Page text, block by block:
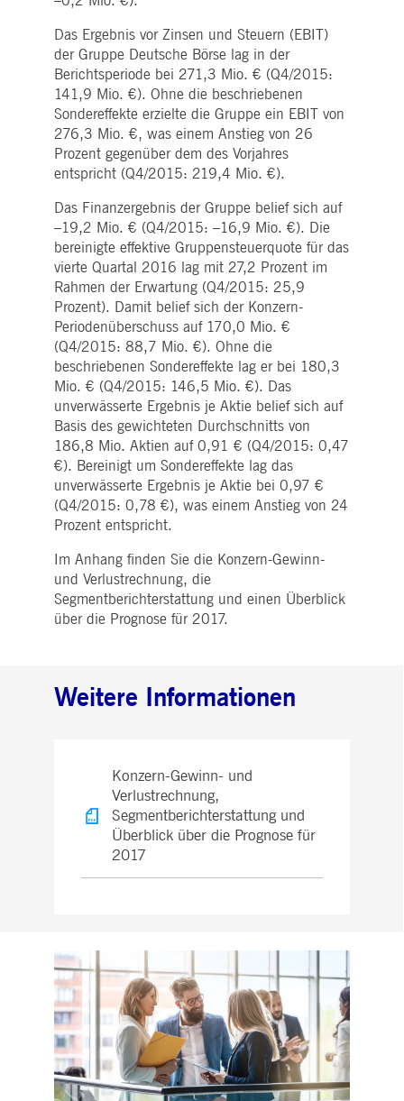
Das Ergebnis vor Zinsen und Steuern (EBIT)
der Gruppe Deutsche Börse lag in der
Berichtsperiode bei 271,3 Mio. € (Q4/2015:
141,9 Mio. €). Ohne die beschriebenen
Sondereffekte erzielte die Gruppe ein EBIT von
276,3 Mio. €, was einem Anstieg von 26
Prozent gegenüber dem des Vorjahres
entspricht (Q4/2015: 219,4 Mio. €).
Das Finanzergebnis der Gruppe belief sich auf
–19,2 Mio. € (Q4/2015: –16,9 Mio. €). Die
bereinigte effektive Gruppensteuerquote für das
vierte Quartal 2016 lag mit 27,2 Prozent im
Rahmen der Erwartung (Q4/2015: 25,9
Prozent). Damit belief sich der Konzern-
Periodenüberschuss auf 170,0 Mio. €
(Q4/2015: 88,7 Mio. €). Ohne die
beschriebenen Sondereffekte lag er bei 180,3
Mio. € (Q4/2015: 146,5 Mio. €). Das
unverwässerte Ergebnis je Aktie belief sich auf
Basis des gewichteten Durchschnitts von
186,8 Mio. Aktien auf 0,91 € (Q4/2015: 0,47
€). Bereinigt um Sondereffekte lag das
unverwässerte Ergebnis je Aktie bei 0,97 €
(Q4/2015: 0,78 €), was einem Anstieg von 24
Prozent entspricht.
Im Anhang finden Sie die Konzern-Gewinn-
und Verlustrechnung, die
Segmentberichterstattung und einen Überblick
über die Prognose für 2017.
Weitere Informationen
Konzern-Gewinn- und
Verlustrechnung,
Segmentberichterstattung und
Überblick über die Prognose für
2017